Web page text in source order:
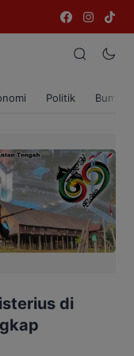
Politik Bumi
di